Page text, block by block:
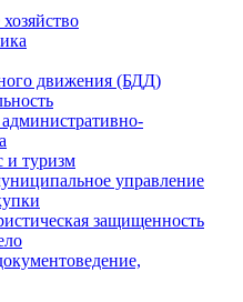
движения (БДД)
и туризм
управление
защищенность